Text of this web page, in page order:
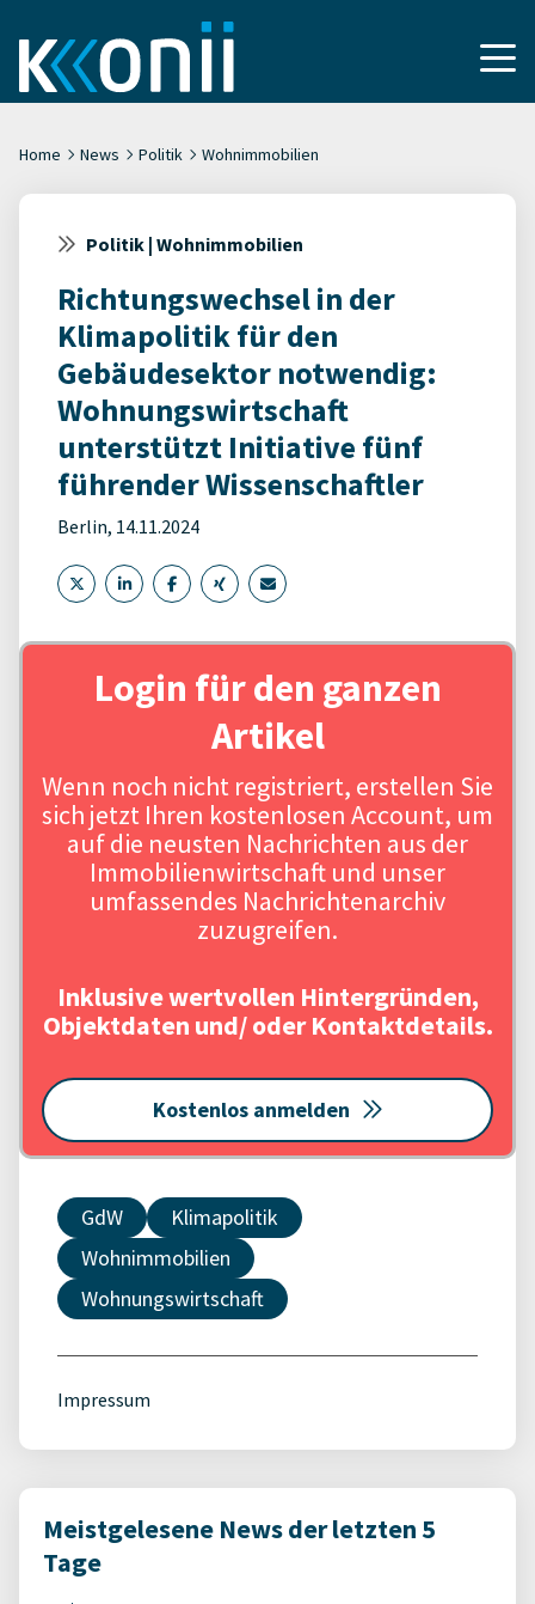
Home News Politik Wohnimmobilien
Politik | Wohnimmobilien
Richtungswechsel in der
Klimapolitik für den
Gebäudesektor notwendig:
Wohnungswirtschaft
unterstützt Initiative fünf
führender Wissenschaftler
Berlin, 14.11.2024
Login für den ganzen
Artikel
Wenn noch nicht registriert, erstellen Sie
sich jetzt Ihren kostenlosen Account, um
auf die neusten Nachrichten aus der
Immobilienwirtschaft und unser
umfassendes Nachrichtenarchiv
zuzugreifen.
Inklusive wertvollen Hintergründen,
Objektdaten und/ oder Kontaktdetails.
Kostenlos anmelden
GdW
Klimapolitik
Wohnimmobilien
Wohnungswirtschaft
Impressum
Meistgelesene News der letzten 5
Tage